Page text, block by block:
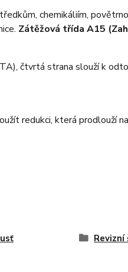
chemikáliím,
Zátěžová třída A15
čtvrtá strana slouží k
redukci, která prodlouží
Revizní